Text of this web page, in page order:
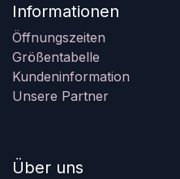
Informationen
Öffnungszeiten
Größentabelle
Kundeninformation
Unsere Partner
Über uns